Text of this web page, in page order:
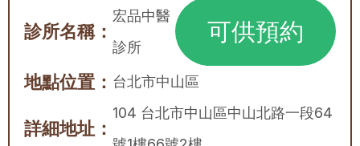
診所名稱：
宏品中醫
診所
可供預約
地點位置： 台北市中山區
詳細地址：
104 台北市中山區中山北路一段64